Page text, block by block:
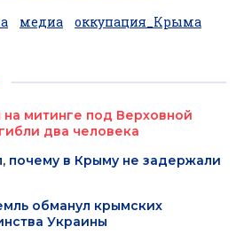
медиа
оккупация_Крыма
на митинге под Верховной
два человека
почему в Крыму не задержали
обманул крымских
Украины